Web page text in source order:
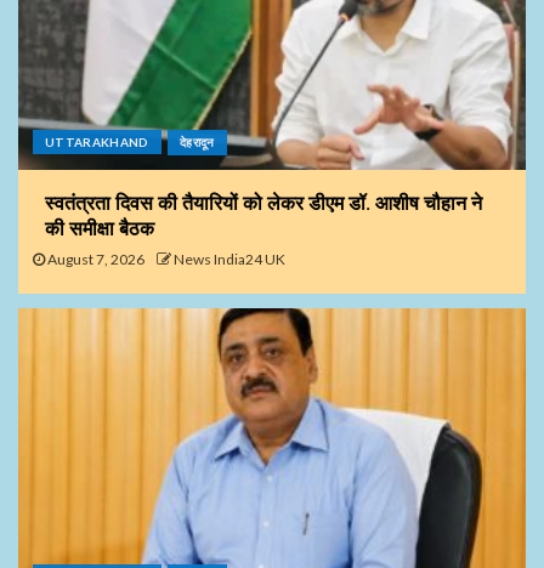
UTTARAKHAND देहरादून
स्वतंत्रता दिवस की तैयारियों को लेकर डीएम डॉ. आशीष चौहान ने
की समीक्षा बैठक
August 7, 2026 News India24 UK